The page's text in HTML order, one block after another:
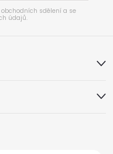
sdělení a se
údajů.